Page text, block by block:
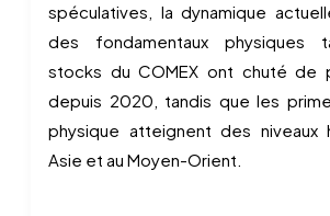
spéculatives, la dynamique
des fondamentaux physiques
stocks du COMEX ont chuté de
depuis 2020, tandis que les
physique atteignent des niveaux
Asie et au Moyen-Orient.